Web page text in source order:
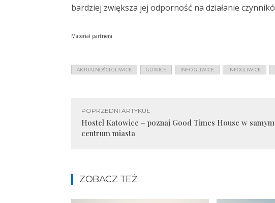
bardziej zwiększa jej odporność na działanie
Materiał partnera
AKTUALNOŚCI GLIWICE GLIWICE INFO GLIWICE INFOGLIWICE
POPRZEDNI ARTYKUŁ
Hostel Katowice – poznaj Good Times House w samym
centrum miasta
ZOBACZ TEŻ